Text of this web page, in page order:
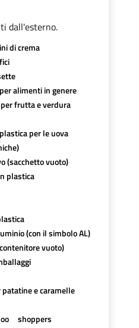
dall'esterno.
di crema
alimenti in genere
frutta e verdura
per le uova
(sacchetto vuoto)
plastica
(con il simbolo AL)
vuoto)
e caramelle
shoppers